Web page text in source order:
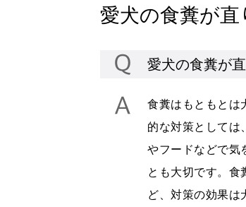
愛犬の食糞が直
愛犬の食糞が直
食糞はもともとは
的な対策としては
やフードなどで気
とも大切です。食
ど、対策の効果は